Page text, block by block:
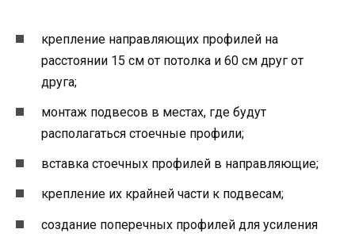
крепление направляющих профилей на
расстоянии 15 см от потолка и 60 см друг от
друга;
монтаж подвесов в местах, где будут
располагаться стоечные профили;
вставка стоечных профилей в направляющие;
крепление их крайней части к подвесам;
создание поперечных профилей для усиления